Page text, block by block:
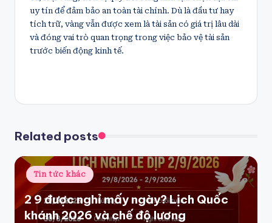
uy tín để đảm bảo an toàn tài chính. Dù là đầu tư hay
tích trữ, vàng vẫn được xem là tài sản có giá trị lâu dài
và đóng vai trò quan trọng trong việc bảo vệ tài sản
trước biến động kinh tế.
Related posts
Posted
in
Tin tức khác
2 9 được nghỉ mấy ngày? Lịch Quốc
khánh 2026 và chế độ lương